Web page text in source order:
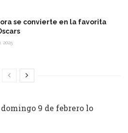
se convierte en la favorita
2025
9 de febrero lo